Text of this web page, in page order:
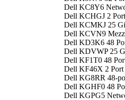
Dell KC8Y6
Dell KCHGJ 2
Dell KCMKJ 25
Dell KCVN9
Dell KD3K6 48
Dell KDVWP 25
Dell KF1T0 48
Dell KF46X 2
Dell KG8RR 48-
Dell KGHF0 48
Dell KGPG5